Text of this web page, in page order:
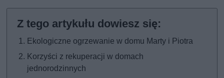
Ekologiczne ogrzewanie w domu Marty i Piotra
Korzyści z rekuperacji w domach
jednorodzinnych